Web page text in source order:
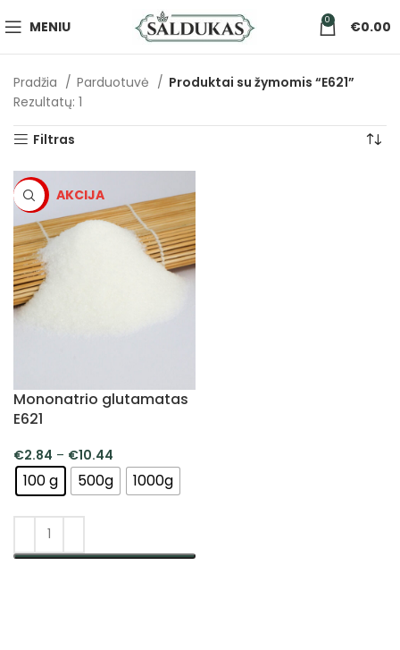
MENIU 0 €0.00
Pradžia Parduotuvė
Produktai su žymomis “E621”
Rezultatų: 1
Filtras
-5%
Mononatrio glutamatas
E621
€2.84 – €10.44
100 g 500g 1000g